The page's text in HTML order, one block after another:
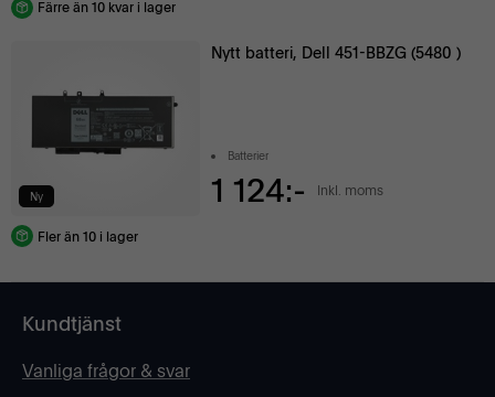
Färre än 10 kvar i lager
Ny
Nytt batteri, Dell 451-BBZG (5480 )
Batterier
1 124:- Inkl. moms
Fler än 10 i lager
Kundtjänst
Vanliga frågor & svar